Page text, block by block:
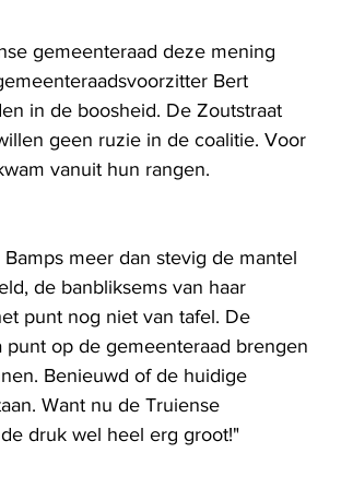
gemeenteraad deze mening
Bert
in de boosheid. De Zoutstraat
geen ruzie in de coalitie. Voor
vanuit hun rangen.
meer dan stevig de mantel
de banbliksems van haar
punt nog niet van tafel. De
op de gemeenteraad brengen
Benieuwd of de huidige
Want nu de Truiense
druk wel heel erg groot!"